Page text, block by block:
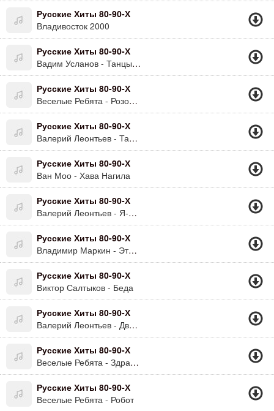
Русские Хиты 80-90-Х
Владивосток 2000
Русские Хиты 80-90-Х
Вадим Усланов - Танцы На Воде
Русские Хиты 80-90-Х
Веселые Ребята - Розовые Розы (Светка Соколова)
Русские Хиты 80-90-Х
Валерий Леонтьев - Там, В Сентябре
Русские Хиты 80-90-Х
Ван Моо - Хава Нагила
Русские Хиты 80-90-Х
Валерий Леонтьев - Я-Заводной
Русские Хиты 80-90-Х
Владимир Маркин - Этот Двор
Русские Хиты 80-90-Х
Виктор Салтыков - Беда
Русские Хиты 80-90-Х
Валерий Леонтьев - Двое Под Дождём
Русские Хиты 80-90-Х
Веселые Ребята - Здравствуй, Мальчик Бананан !
Русские Хиты 80-90-Х
Веселые Ребята - Робот